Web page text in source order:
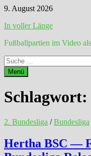
Zum
springen
9. August 2026
In voller Länge
Fußballpartien im Video
Suche
nach:
Menü
Schlagwort:
2. Bundesliga /Bundesliga
Hertha BSC —